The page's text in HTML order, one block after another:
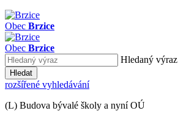
Obec Brzice
Obec Brzice
Hledaný výraz
Hledat
rozšířené vyhledávání
(L) Budova bývalé školy a nyní OÚ